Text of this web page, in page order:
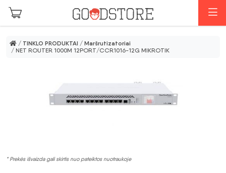
Pereiti prie pagrindinio turinio
/ TINKLO PRODUKTAI / Maršrutizatoriai
/ NET ROUTER 1000M 12PORT/CCR1016-12G MIKROTIK
* Prekės išvaizda gali skirtis nuo pateiktos nuotraukoje